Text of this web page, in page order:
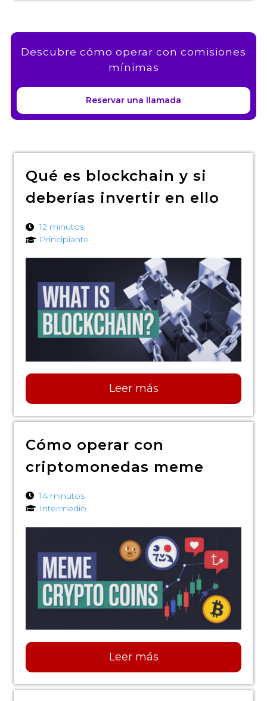
Descubre cómo operar con comisiones
mínimas
Reservar una llamada
Qué es blockchain y si
deberías invertir en ello
12 minutos
Principiante
Leer más
Cómo operar con
criptomonedas meme
14 minutos
Intermedio
Leer más